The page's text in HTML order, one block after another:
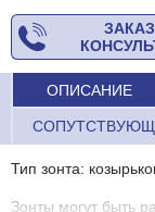
ОПИСАНИЕ
Тип зонта:
Зонты могут быть